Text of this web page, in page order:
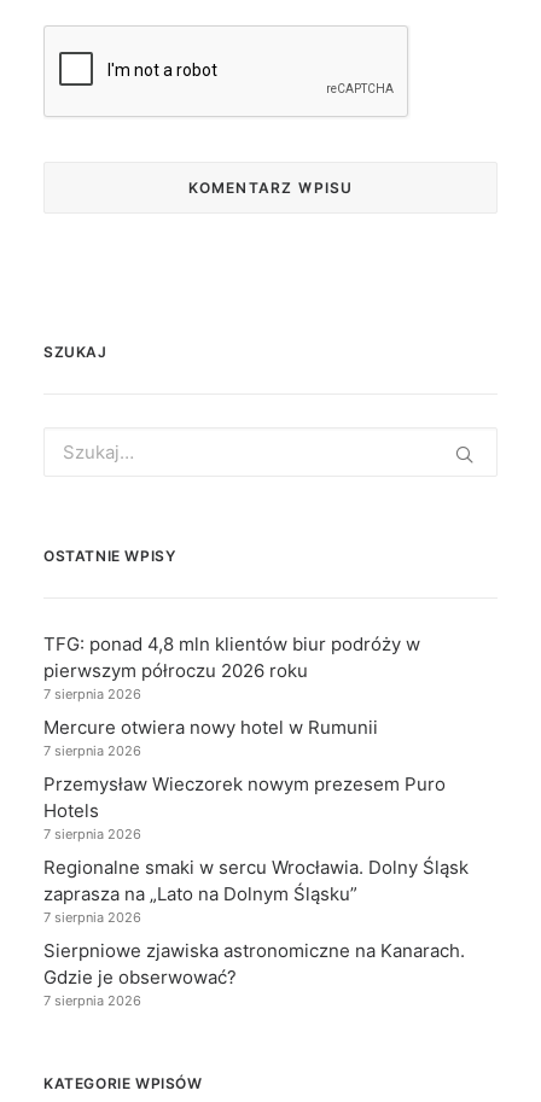
SZUKAJ
for:
OSTATNIE WPISY
TFG: ponad 4,8 mln klientów biur podróży w
pierwszym półroczu 2026 roku
7 sierpnia 2026
Mercure otwiera nowy hotel w Rumunii
7 sierpnia 2026
Przemysław Wieczorek nowym prezesem Puro
Hotels
7 sierpnia 2026
Regionalne smaki w sercu Wrocławia. Dolny Śląsk
zaprasza na „Lato na Dolnym Śląsku”
7 sierpnia 2026
Sierpniowe zjawiska astronomiczne na Kanarach.
Gdzie je obserwować?
7 sierpnia 2026
KATEGORIE WPISÓW